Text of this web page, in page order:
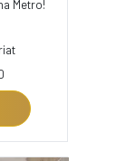
Metro!